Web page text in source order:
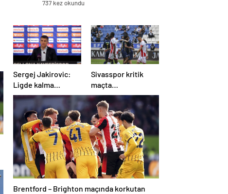
737 kez okundu
Sergej Jakirovic:
Ligde kalma
konusunda çok
önemli bir adım
attık
Sivasspor kritik
maçta
Kasımpaşa’ya
mağlup!
Brentford – Brighton maçında korkutan